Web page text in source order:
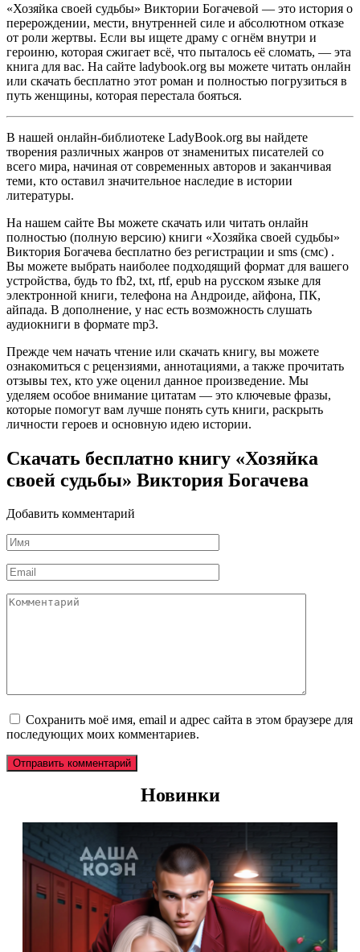
«Хозяйка своей судьбы» Виктории Богачевой — это история о
перерождении, мести, внутренней силе и абсолютном отказе
от роли жертвы. Если вы ищете драму с огнём внутри и
героиню, которая сжигает всё, что пыталось её сломать, — эта
книга для вас. На сайте ladybook.org вы можете читать онлайн
или скачать бесплатно этот роман и полностью погрузиться в
путь женщины, которая перестала бояться.
В нашей онлайн-библиотеке LadyBook.org вы найдете
творения различных жанров от знаменитых писателей со
всего мира, начиная от современных авторов и заканчивая
теми, кто оставил значительное наследие в истории
литературы.
На нашем сайте Вы можете скачать или читать онлайн
полностью (полную версию) книги «Хозяйка своей судьбы»
Виктория Богачева бесплатно без регистрации и sms (смс) .
Вы можете выбрать наиболее подходящий формат для вашего
устройства, будь то fb2, txt, rtf, epub на русском языке для
электронной книги, телефона на Андроиде, айфона, ПК,
айпада. В дополнение, у нас есть возможность слушать
аудиокниги в формате mp3.
Прежде чем начать чтение или скачать книгу, вы можете
ознакомиться с рецензиями, аннотациями, а также прочитать
отзывы тех, кто уже оценил данное произведение. Мы
уделяем особое внимание цитатам — это ключевые фразы,
которые помогут вам лучше понять суть книги, раскрыть
личности героев и основную идею истории.
Скачать бесплатно книгу «Хозяйка
своей судьбы» Виктория Богачева
Добавить комментарий
Имя
*
Email
*
Комментарий
Сохранить моё имя, email и адрес сайта в этом браузере для
последующих моих комментариев.
Новинки